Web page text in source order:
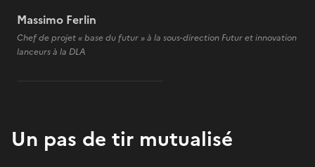
Massimo Ferlin
Chef de projet « base du futur » à la sous-direction Futur et innovation
lanceurs à la DLA
Un pas de tir mutualisé